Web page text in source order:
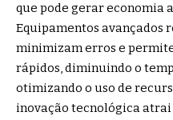
que pode gerar economia
Equipamentos avançados
minimizam erros e
rápidos, diminuindo o
otimizando o uso de
inovação tecnológica